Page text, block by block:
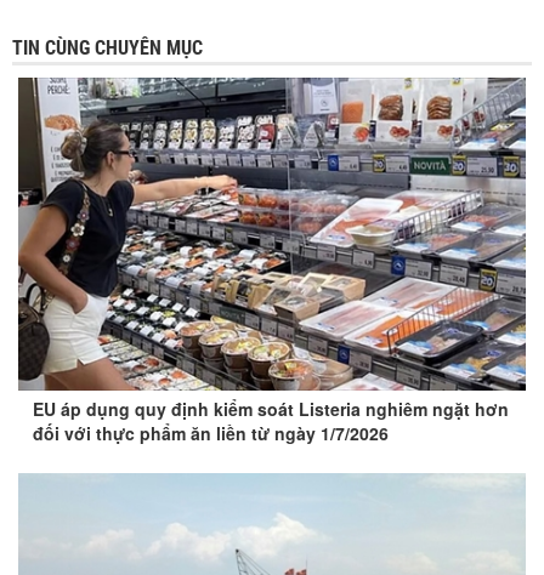
TIN CÙNG CHUYÊN MỤC
EU áp dụng quy định kiểm soát Listeria nghiêm ngặt hơn
đối với thực phẩm ăn liền từ ngày 1/7/2026